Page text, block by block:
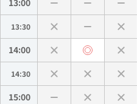
13:00
13:30
14:00
14:30
15:00